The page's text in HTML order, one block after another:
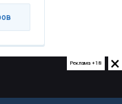
×
Реклама +18